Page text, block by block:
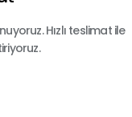
Hızlı teslimat ile